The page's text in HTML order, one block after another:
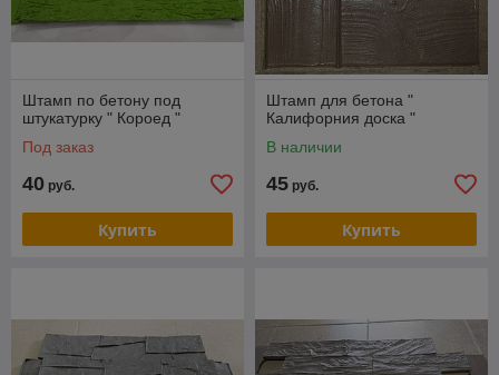
Штамп по бетону под
штукатурку " Короед "
Под заказ
40 руб.
Купить
Штамп для бетона "
Калифорния доска "
В наличии
45 руб.
Купить